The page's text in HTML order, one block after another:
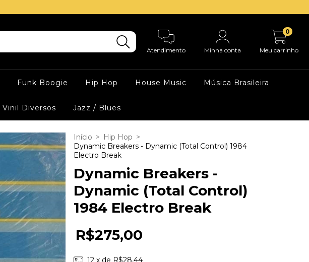
Atendimento Minha conta Meu carrinho
0
Funk Boogie Hip Hop House Music Música Brasileira
Vinil Diversos Jazz / Blues
Início > Hip Hop >
Dynamic Breakers - Dynamic (Total Control) 1984
Electro Break
Dynamic Breakers -
Dynamic (Total Control)
1984 Electro Break
R$275,00
12 x de R$28,44